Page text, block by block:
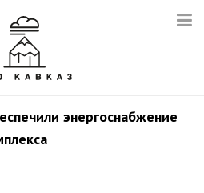
энергоснабжение